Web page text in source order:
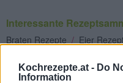
Kochrezepte.at - Do
Information
Interessante
Braten Rezepte / Eier
Käse Rezepte/ Kräuter